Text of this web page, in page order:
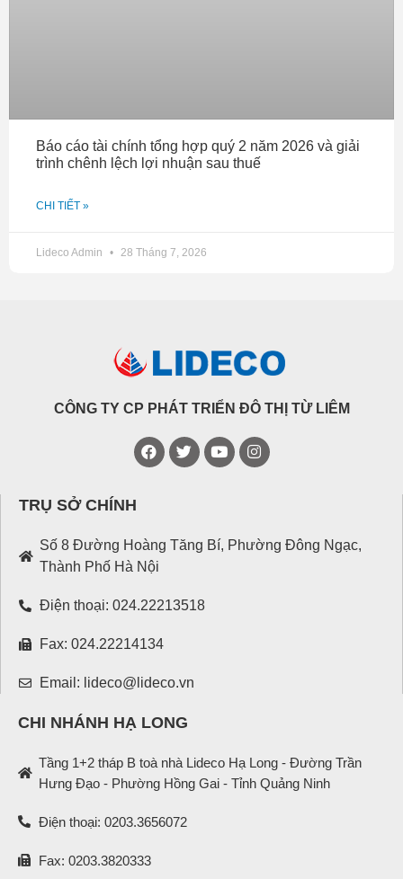
Báo cáo tài chính tổng hợp quý 2 năm 2026 và giải
trình chênh lệch lợi nhuận sau thuế
CHI TIẾT »
Lideco Admin 28 Tháng 7, 2026
CÔNG TY CP PHÁT TRIỂN ĐÔ THỊ TỪ LIÊM
TRỤ SỞ CHÍNH
Số 8 Đường Hoàng Tăng Bí, Phường Đông Ngạc,
Thành Phố Hà Nội
Điện thoại: 024.22213518
Fax: 024.22214134
Email: lideco@lideco.vn
CHI NHÁNH HẠ LONG
Tầng 1+2 tháp B toà nhà Lideco Hạ Long - Đường Trần
Hưng Đạo - Phường Hồng Gai - Tỉnh Quảng Ninh
Điện thoại: 0203.3656072
Fax: 0203.3820333